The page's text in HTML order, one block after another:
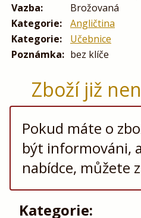
Vazba:
Brožovaná
Kategorie:
Angličtina
Kategorie:
Učebnice
Poznámka: bez klíče
Zboží již
Pokud máte o
být informováni,
nabídce, můžete
Kategorie: